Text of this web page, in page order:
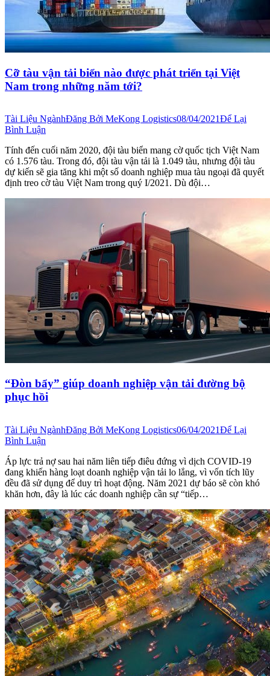
Cỡ tàu vận tải biển nào được phát triển tại Việt
Nam trong những năm tới?
Tài Liệu NgànhĐăng Bởi MeKong Logistics08/04/2021Để Lại
Bình Luận
Tính đến cuối năm 2020, đội tàu biển mang cờ quốc tịch Việt Nam
có 1.576 tàu. Trong đó, đội tàu vận tải là 1.049 tàu, nhưng đội tàu
dự kiến sẽ gia tăng khi một số doanh nghiệp mua tàu ngoại đã quyết
định treo cờ tàu Việt Nam trong quý I/2021. Dù đội…
“Đòn bẩy” giúp doanh nghiệp vận tải đường bộ
phục hồi
Tài Liệu NgànhĐăng Bởi MeKong Logistics06/04/2021Để Lại
Bình Luận
Áp lực trả nợ sau hai năm liên tiếp điêu đứng vì dịch COVID-19
đang khiến hàng loạt doanh nghiệp vận tải lo lắng, vì vốn tích lũy
đều đã sử dụng để duy trì hoạt động. Năm 2021 dự báo sẽ còn khó
khăn hơn, đây là lúc các doanh nghiệp cần sự “tiếp…